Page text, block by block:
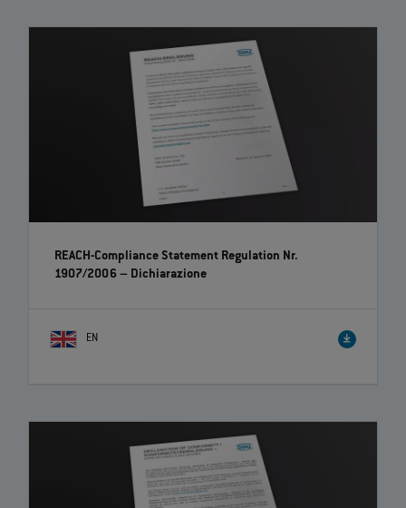
REACH-Compliance Statement Regulation Nr.
1907/2006 – Dichiarazione
EN